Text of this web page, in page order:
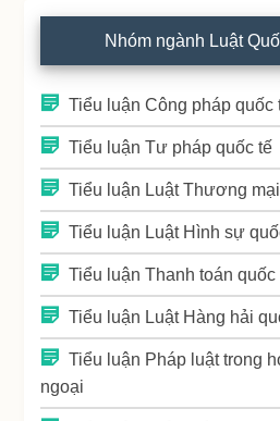
Nhóm ngành Luật
Tiểu luận Công pháp quốc
Tiểu luận Tư pháp quốc tế
Tiểu luận Luật Thương
Tiểu luận Luật Hình sự
Tiểu luận Thanh toán quốc
Tiểu luận Luật Hàng hải
Tiểu luận Pháp luật trong
ngoại